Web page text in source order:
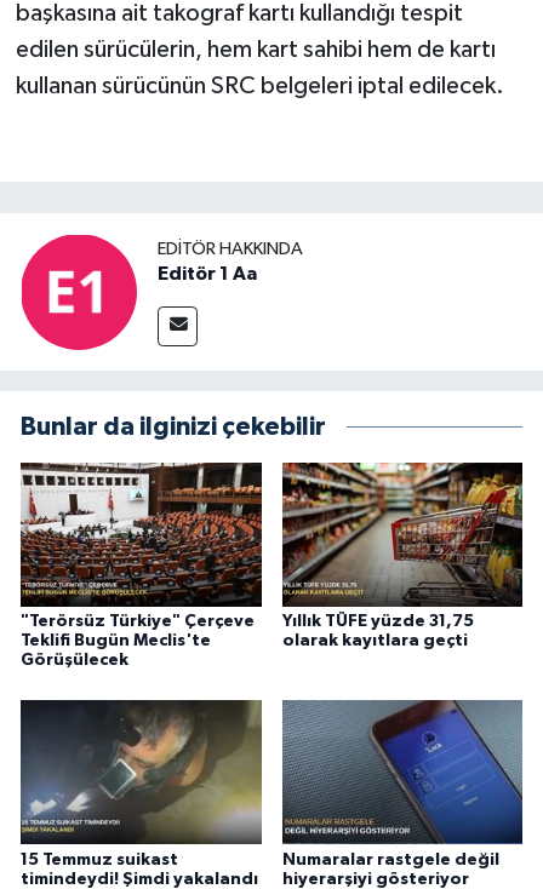
başkasına ait takograf kartı kullandığı tespit
edilen sürücülerin, hem kart sahibi hem de kartı
kullanan sürücünün SRC belgeleri iptal edilecek.
EDITÖR HAKKINDA
Editör 1 Aa
Bunlar da ilginizi çekebilir
"Terörsüz Türkiye" Çerçeve
Teklifi Bugün Meclis'te
Görüşülecek
Yıllık TÜFE yüzde 31,75
olarak kayıtlara geçti
15 Temmuz suikast
timindeydi! Şimdi yakalandı
Numaralar rastgele değil
hiyerarşiyi gösteriyor